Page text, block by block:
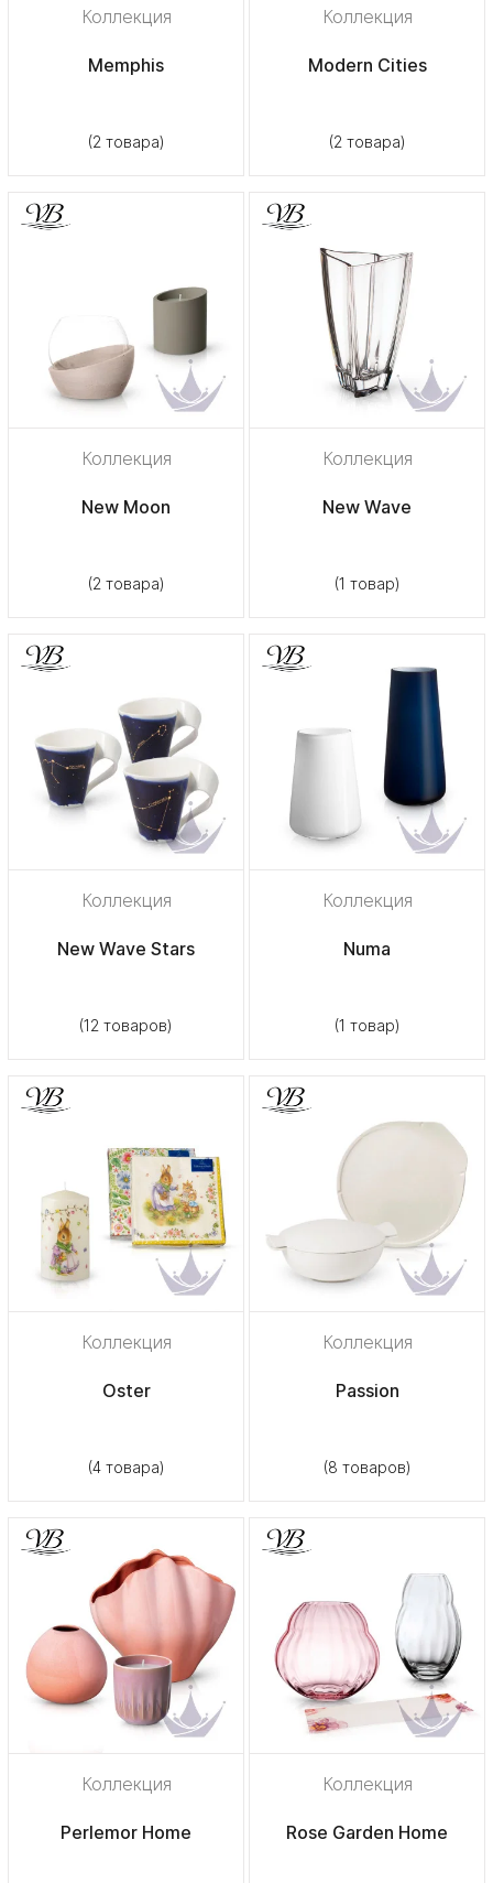
Коллекция
Memphis
(2 товара)
Коллекция
Modern Cities
(2 товара)
Коллекция
New Moon
(2 товара)
Коллекция
New Wave
(1 товар)
Коллекция
New Wave Stars
(12 товаров)
Коллекция
Numa
(1 товар)
Коллекция
Oster
(4 товара)
Коллекция
Passion
(8 товаров)
Коллекция
Perlemor Home
Коллекция
Rose Garden Home